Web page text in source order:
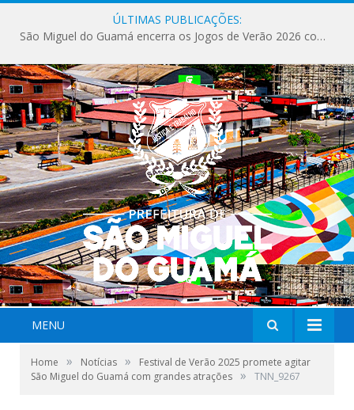
ÚLTIMAS PUBLICAÇÕES:
São Miguel do Guamá encerra os Jogos de Verão 2026 com sucesso de público e competições.
MENU
Home » Notícias »
Festival de Verão 2025 promete agitar
São Miguel do Guamá com grandes atrações » TNN_9267